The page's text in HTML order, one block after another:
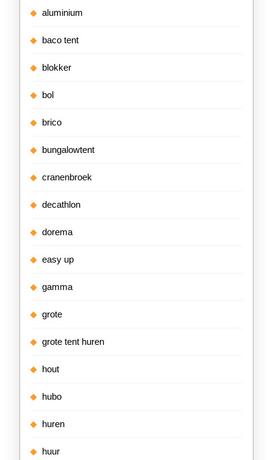
aluminium
baco tent
blokker
bol
brico
bungalowtent
cranenbroek
decathlon
dorema
easy up
gamma
grote
grote tent huren
hout
hubo
huren
huur